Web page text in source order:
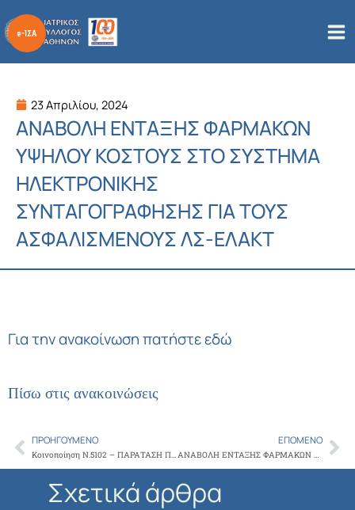
στο
περιεχόμενο
23 Απριλίου, 2024
ΑΝΑΒΟΛΗ ΕΝΤΑΞΗΣ ΦΑΡΜΑΚΩΝ
ΥΨΗΛΟΥ ΚΟΣΤΟΥΣ ΣΤΟ ΣΥΣΤΗΜΑ
ΗΛΕΚΤΡΟΝΙΚΗΣ
ΣΥΝΤΑΓΟΓΡΑΦΗΣΗΣ ΓΙΑ ΤΟΥΣ
ΑΣΦΑΛΙΣΜΕΝΟΥΣ ΛΣ-ΕΛΑΚΤ
Για την ανακοίνωσηπατήστε εδώ
Πίσω στις ανακοινώσεις
Prev
ΠΡΟΗΓΟΎΜΕΝΟ
Κοινοποίηση Ν.5102 – ΠΑΡΑΤΑΣΗ ΠΡΟΣΩΠΙΚΟΣ ΙΑΤΡΟΣ, ΑΝΑΣΦΑΛΙΣΤΟΙ
ΕΠΌΜΕΝΟ
ΑΝΑΒΟΛΗ ΕΝΤΑΞΗΣ ΦΑΡΜΑΚΩΝ ΥΨΗΛΟΥ ΚΟΣΤΟΥΣ ΣΤΟ ΣΥΣΤΗΜΑ ΗΛΕΚΤΡΟΝΙΚΗΣ ΣΥΝΤΑΓΟΓΡΑΦΗΣΗΣ ΓΙΑ ΤΟΥΣ ΑΣΦΑΛΙΣΜΕΝΟΥΣ ΛΣ-ΕΛΑΚΤ
Σχετικά άρθρα